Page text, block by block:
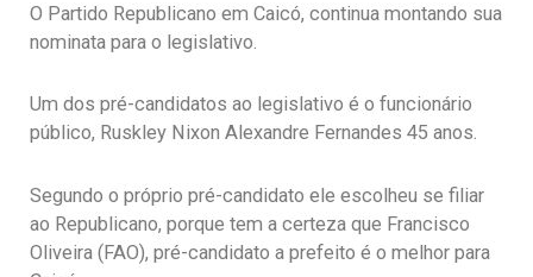
O Partido Republicano em Caicó, continua montando sua
nominata para o legislativo.
Um dos pré-candidatos ao legislativo é o funcionário
público, Ruskley Nixon Alexandre Fernandes 45 anos.
Segundo o próprio pré-candidato ele escolheu se filiar
ao Republicano, porque tem a certeza que Francisco
Oliveira (FAO), pré-candidato a prefeito é o melhor para